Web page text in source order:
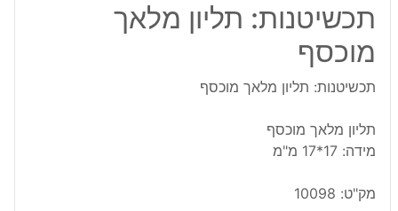
תכשיטנות: תליון מלאך
מוכסף
תכשיטנות: תליון מלאך מוכסף
תליון מלאך מוכסף
מידה: 17*17 מ"מ
מק"ט: 10098